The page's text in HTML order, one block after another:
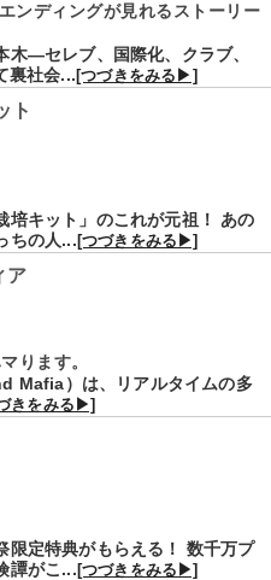
ンディングが見れるストーリー
木―セレブ、国際化、クラブ、
裏社会...[つづきをみる▶]
ト
培キット」のこれが元祖！ あの
ちの人...[つづきをみる▶]
ア
ります。
Mafia）は、リアルタイムの多
きをみる▶]
限定特典がもらえる！ 数千万プ
譚がこ...[つづきをみる▶]